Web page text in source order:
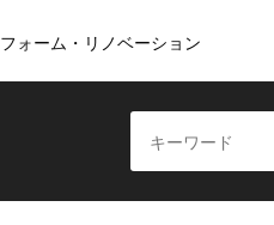
ォーム・リノベーション